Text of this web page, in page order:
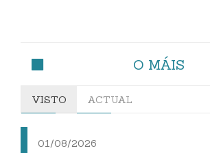
O MÁIS
VISTO ACTUAL
01/08/2026